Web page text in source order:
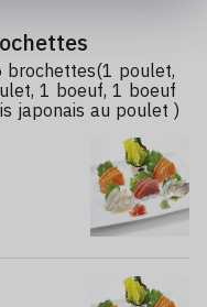
brochettes(1 poulet,
1 boeuf, 1 boeuf
japonais au poulet )